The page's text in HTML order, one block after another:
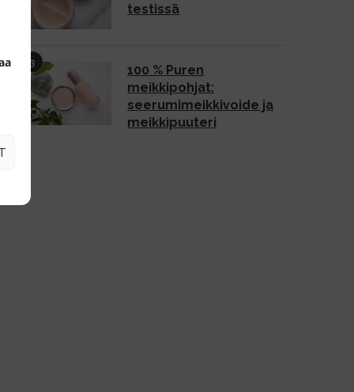
testissä
3
100 % Puren
meikkipohjat:
seerumimeikkivoide ja
meikkipuuteri